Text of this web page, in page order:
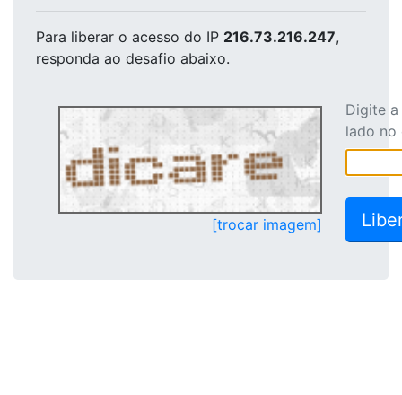
Para liberar o acesso do IP 216.73.216.247,
responda ao desafio abaixo.
[trocar imagem]
Digite
lado no